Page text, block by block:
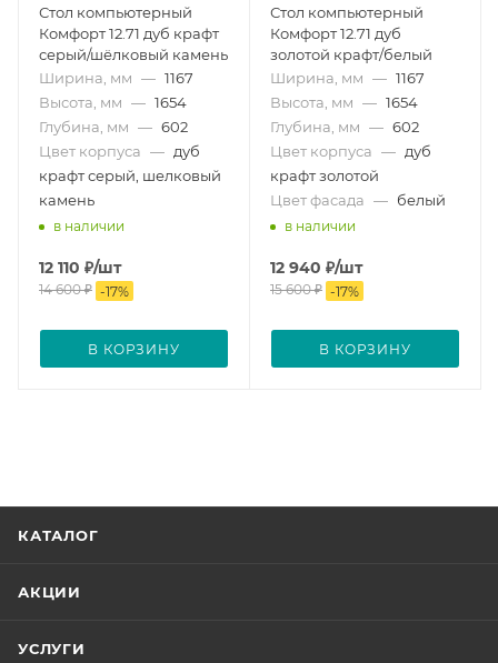
Стол компьютерный
Комфорт 12.71 дуб крафт
серый/шёлковый камень
Ширина, мм — 1167
Высота, мм — 1654
Глубина, мм — 602
Цвет корпуса — дуб
крафт серый, шелковый
камень
в наличии
12 110 ₽/шт
14 600₽ -17%
В КОРЗИНУ
Стол компьютерный
Комфорт 12.71 дуб
золотой крафт/белый
Ширина, мм — 1167
Высота, мм — 1654
Глубина, мм — 602
Цвет корпуса — дуб
крафт золотой
Цвет фасада — белый
в наличии
12 940 ₽/шт
15 600₽ -17%
В КОРЗИНУ
КАТАЛОГ
АКЦИИ
УСЛУГИ